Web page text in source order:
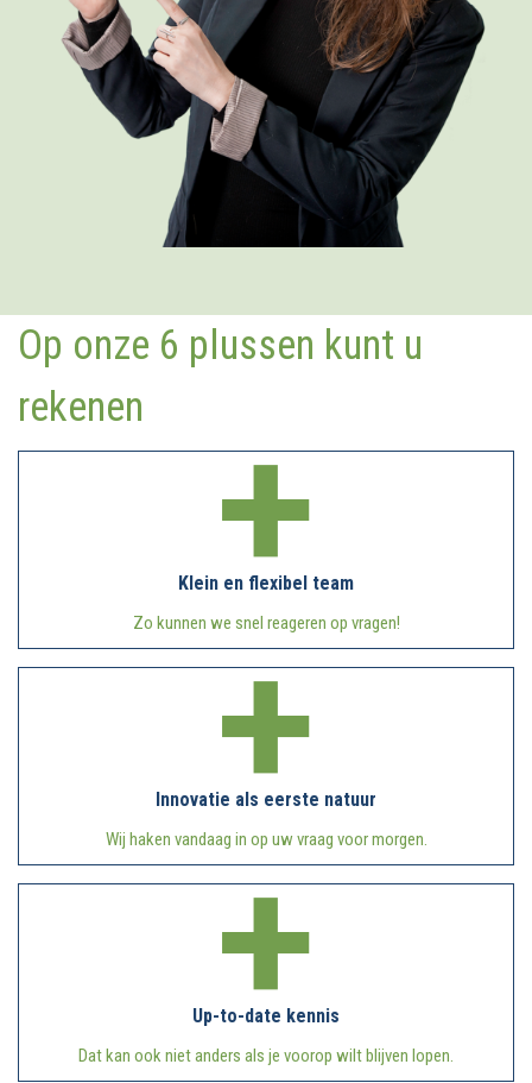
Op onze 6 plussen kunt u
rekenen
Klein en flexibel team
Zo kunnen we snel reageren op vragen!
Innovatie als eerste natuur
Wij haken vandaag in op uw vraag voor morgen.
Up-to-date kennis
Dat kan ook niet anders als je voorop wilt blijven lopen.